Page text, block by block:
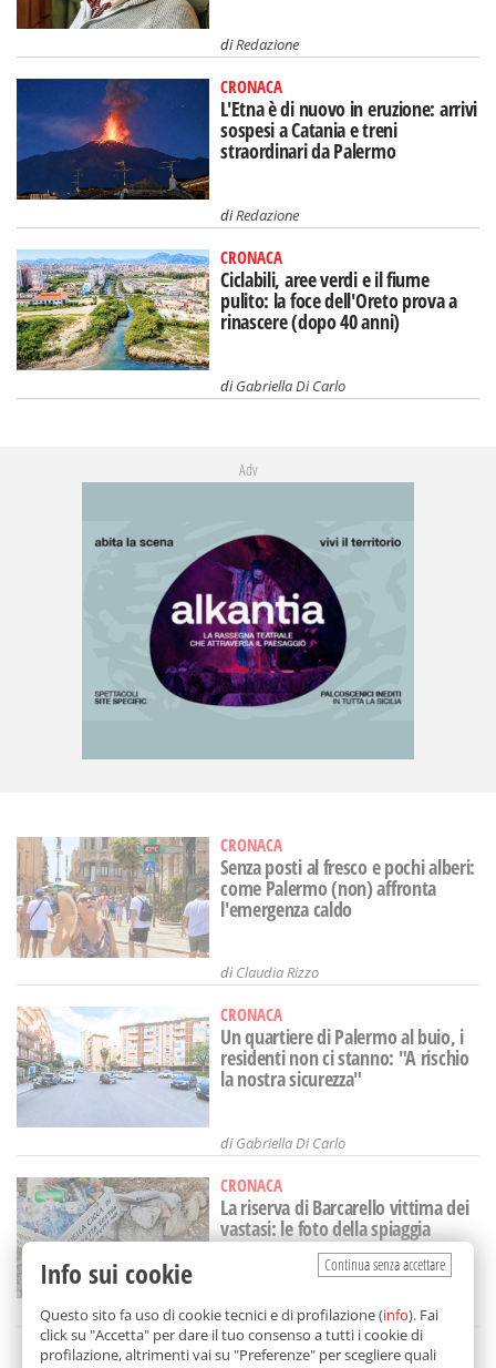
diRedazione
CRONACA
L'Etna è di nuovo in eruzione: arrivi
sospesi a Catania e treni
straordinari da Palermo
diRedazione
CRONACA
Ciclabili, aree verdi e il fiume
pulito: la foce dell'Oreto prova a
rinascere (dopo 40 anni)
diGabriella Di Carlo
Adv
CRONACA
Senza posti al fresco e pochi alberi:
come Palermo (non) affronta
l'emergenza caldo
diClaudia Rizzo
CRONACA
Un quartiere di Palermo al buio, i
residenti non ci stanno: "A rischio
la nostra sicurezza"
diGabriella Di Carlo
CRONACA
La riserva di Barcarello vittima dei
vastasi: le foto della spiaggia
lasciata nel degrado
diAlice Marchese
Continua senza accettare
Info sui cookie
Questo sito fa uso di cookie tecnici e di profilazione (info). Fai
click su "Accetta" per dare il tuo consenso a tutti i cookie di
profilazione, altrimenti vai su "Preferenze" per scegliere quali